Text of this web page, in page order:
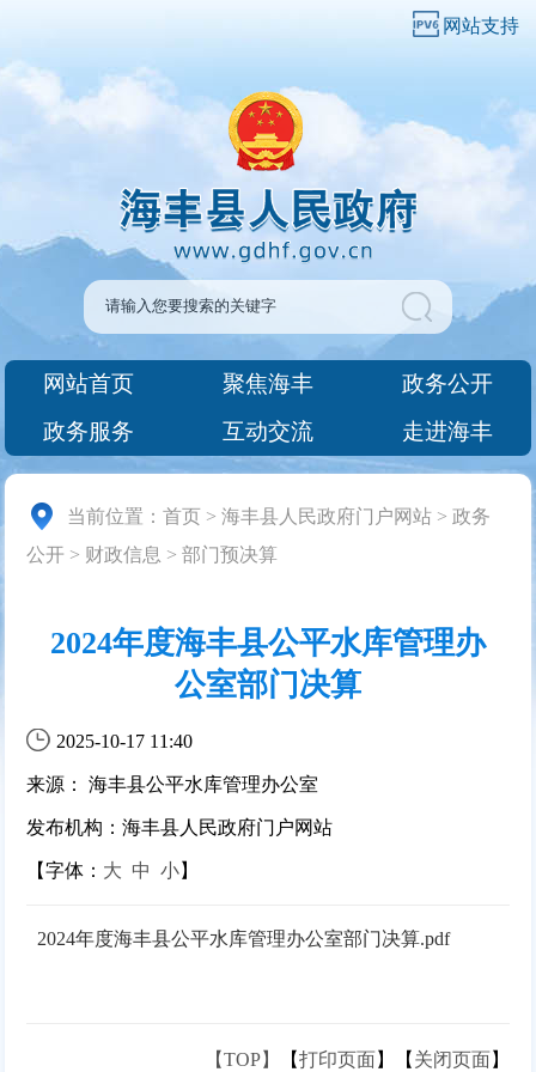
网站支持
网站首页 聚焦海丰
政务公开
政务服务
互动交流 走进海丰
当前位置：首页 >海丰县人民政府门户网站 >政务
公开 > 财政信息 >部门预决算
2024年度海丰县公平水库管理办
公室部门决算
2025-10-17 11:40
来源： 海丰县公平水库管理办公室
发布机构：海丰县人民政府门户网站
【字体： 大 中 小】
2024年度海丰县公平水库管理办公室部门决算.pdf
【TOP】 【打印页面】【 关闭页面】